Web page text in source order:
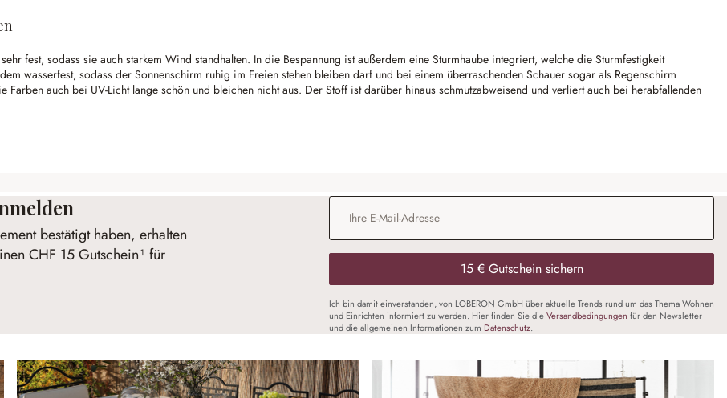
fest, sodass sie auch starkem Wind standhalten. In die Bespannung ist außerdem eine Sturmhaube integriert, welche die Sturmfestigkeit
wasserfest, sodass der Sonnenschirm ruhig im Freien stehen bleiben darf und bei einem überraschenden Schauer sogar als Regenschirm
auch bei UV-Licht lange schön und bleichen nicht aus. Der Stoff ist darüber hinaus schmutzabweisend und verliert auch bei herabfallenden
bestätigt haben, erhalten
CHF 15 Gutschein¹ für
E-Mail-Adresse
15 € Gutschein sichern
Ich bin damit einverstanden, von LOBERON GmbH über aktuelle Trends rund um das Thema Wohnen
und Einrichten informiert zu werden. Hier finden Sie dieVersandbedingungen für den Newsletter
und die allgemeinen Informationen zum Datenschutz.